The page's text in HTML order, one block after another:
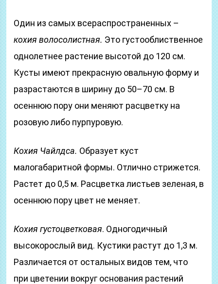
Один из самых всераспространенных –
кохия волосолистная. Это густооблиственное
однолетнее растение высотой до 120 см.
Кусты имеют прекрасную овальную форму и
разрастаются в ширину до 50–70 см. В
осеннюю пору они меняют расцветку на
розовую либо пурпуровую.
Кохия Чайлдса. Образует куст
малогабаритной формы. Отлично стрижется.
Растет до 0,5 м. Расцветка листьев зеленая, в
осеннюю пору цвет не меняет.
Кохия густоцветковая. Одногодичный
высокорослый вид. Кустики растут до 1,3 м.
Различается от остальных видов тем, что
при цветении вокруг основания растений